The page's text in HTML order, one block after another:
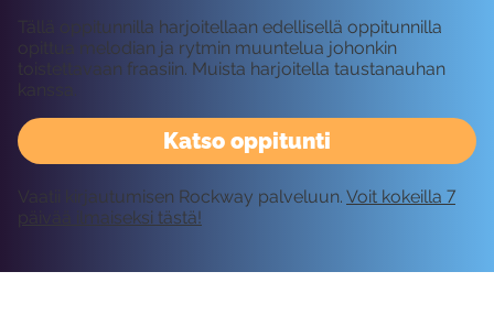
Katso oppitunti
Tällä oppitunnilla harjoitellaan edellisellä oppitunnilla
opittua melodian ja rytmin muuntelua johonkin
toistettavaan fraasiin. Muista harjoitella taustanauhan
kanssa.
Vaatii kirjautumisen Rockway palveluun. Voit kokeilla 7
päivää ilmaiseksi tästä!